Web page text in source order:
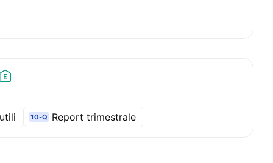
10-Q Report trimestrale